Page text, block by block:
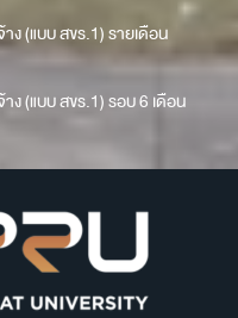
(แบบ สขร.1) รายเดือน
(แบบ สขร.1) รอบ 6 เดือน